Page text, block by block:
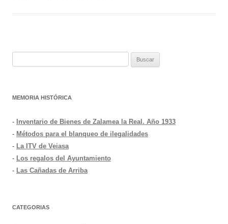
MEMORIA HISTÓRICA
- Inventario de Bienes de Zalamea la Real. Año 1933
- Métodos para el blanqueo de ilegalidades
- La ITV de Veiasa
- Los regalos del Ayuntamiento
- Las Cañadas de Arriba
CATEGORIAS